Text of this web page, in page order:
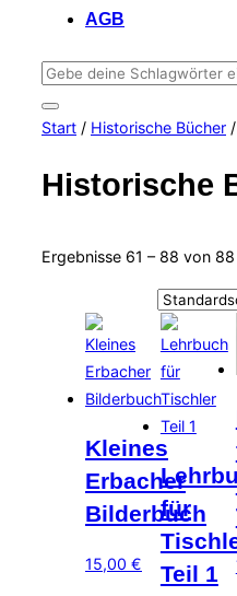
AGB
Suchen
nach:
Seitenleiste
&
Start / Historische Bücher
Historische
Ergebnisse 61 – 88 von
Kleines
Erbacher
Bilderbuch
15,00 €
für
Teil 1